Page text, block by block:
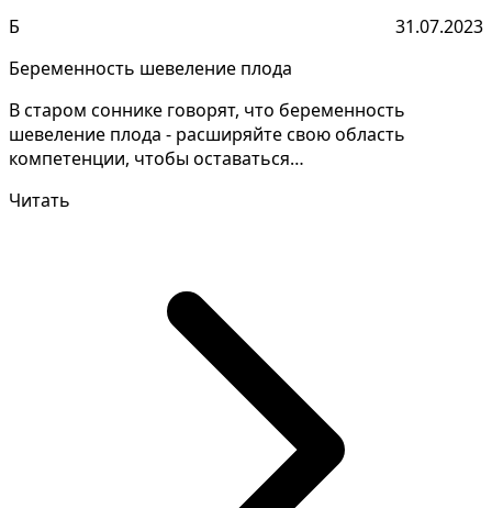
Б
31.07.2023
Беременность шевеление плода
В старом соннике говорят, что беременность
шевеление плода - расширяйте свою область
компетенции, чтобы оставаться
Читать